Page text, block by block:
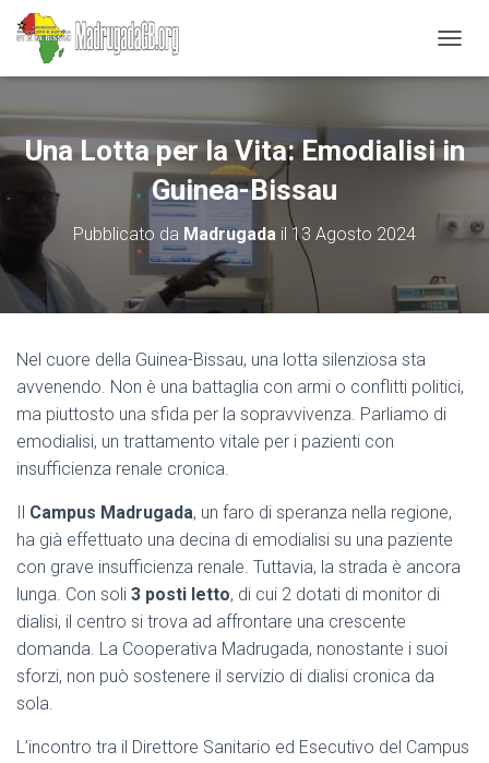
A
A
O
T
O
E
Una Lotta per la Vita: Emodialisi in
Guinea-Bissau
Pubblicato da Madrugada il 13 Agosto 2024
Nel cuore della Guinea-Bissau, una lotta silenziosa sta
avvenendo. Non è una battaglia con armi o conflitti politici,
ma piuttosto una sfida per la sopravvivenza. Parliamo di
emodialisi, un trattamento vitale per i pazienti con
insufficienza renale cronica.
Il Campus Madrugada, un faro di speranza nella regione,
ha già effettuato una decina di emodialisi su una paziente
con grave insufficienza renale. Tuttavia, la strada è ancora
lunga. Con soli 3 posti letto, di cui 2 dotati di monitor di
dialisi, il centro si trova ad affrontare una crescente
domanda. La Cooperativa Madrugada, nonostante i suoi
sforzi, non può sostenere il servizio di dialisi cronica da
sola.
L’incontro tra il Direttore Sanitario ed Esecutivo del Campus